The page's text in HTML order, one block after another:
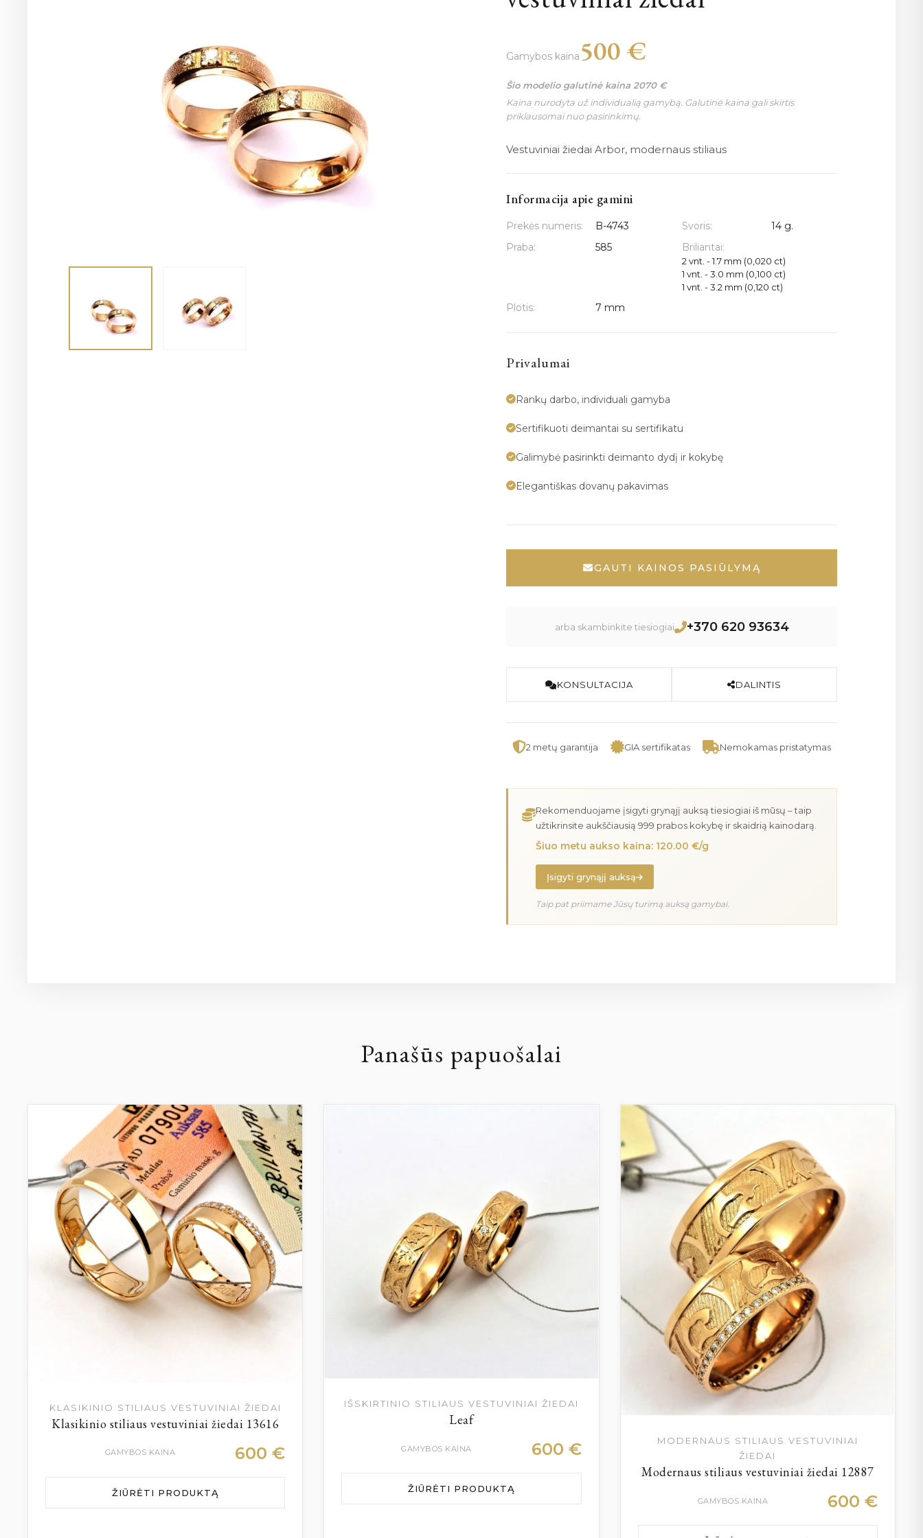
Gamybos kaina 500 €
Šio modelio galutinė kaina 2070 €
Kaina nurodyta už individualią gamybą. Galutinė kaina gali skirtis
priklausomai nuo pasirinkimų.
Vestuviniai žiedai Arbor, modernaus stiliaus
Informacija apie gamini
Prekės numeris: B-4743 Svoris:
14 g.
Praba:
585 Briliantai:
2 vnt. - 1.7 mm (0,020 ct)
1 vnt. - 3.0 mm (0,100 ct)
1 vnt. - 3.2 mm (0,120 ct)
Plotis: 7 mm
Privalumai
Rankų darbo, individuali gamyba
Sertifikuoti deimantai su sertifikatu
Galimybė pasirinkti deimanto dydį ir kokybę
Elegantiškas dovanų pakavimas
GAUTI KAINOS PASIŪLYMĄ
arba skambinkite tiesiogiai +370 620 93634
KONSULTACIJA DALINTIS
2 metų garantija GIA sertifikatas Nemokamas pristatymas
Rekomenduojame įsigyti grynąjį auksą tiesiogiai iš mūsų – taip
užtikrinsite aukščiausią 999 prabos kokybę ir skaidrią kainodarą.
Šiuo metu aukso kaina: 120.00 €/g
Įsigyti grynąjį auksą
Taip pat priimame Jūsų turimą auksą gamybai.
Panašūs papuošalai
KLASIKINIO STILIAUS VESTUVINIAI ŽIEDAI
Klasikinio stiliaus vestuviniai žiedai 13616
GAMYBOS KAINA 600€
ŽIŪRĖTI PRODUKTĄ
IŠSKIRTINIO STILIAUS VESTUVINIAI ŽIEDAI
Leaf
GAMYBOS KAINA 600 €
ŽIŪRĖTI PRODUKTĄ
MODERNAUS STILIAUS VESTUVINIAI
ŽIEDAI
Modernaus stiliaus vestuviniai žiedai 12887
GAMYBOS KAINA 600 €